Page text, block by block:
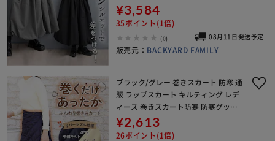
ート ワイドパンツ ワイド フレア マキ
シ マキシ丈 ロング ロング丈 ゆったり
¥3,584
35ポイント(1倍)
(0) 08月11日発送予定
販売元： BACKYARD FAMILY
ブラック/グレー 巻きスカート 防寒 通
販 ラップスカート キルティング レデ
ィース 巻きスカート防寒 防寒グッズ
オフィス スポーツ観戦 あったかグッ
ズ 屋外 あったか ひざ掛け ルームウェ
¥2,613
26ポイント(1倍)